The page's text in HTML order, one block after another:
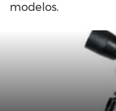
modelos.